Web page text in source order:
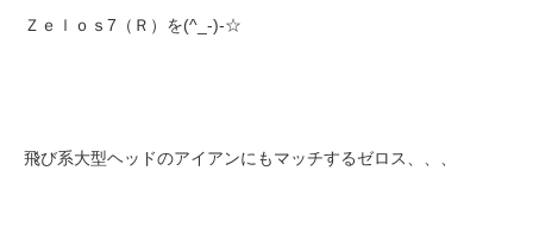
Ｚｅｌｏｓ7（Ｒ）を(^_-)-☆
飛び系大型ヘッドのアイアンにもマッチするゼロス、、、